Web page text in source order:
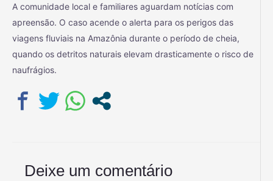
A comunidade local e familiares aguardam notícias com
apreensão. O caso acende o alerta para os perigos das
viagens fluviais na Amazônia durante o período de cheia,
quando os detritos naturais elevam drasticamente o risco de
naufrágios.
Deixe um comentário